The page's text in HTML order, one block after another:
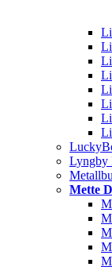
Lyngby
Mette